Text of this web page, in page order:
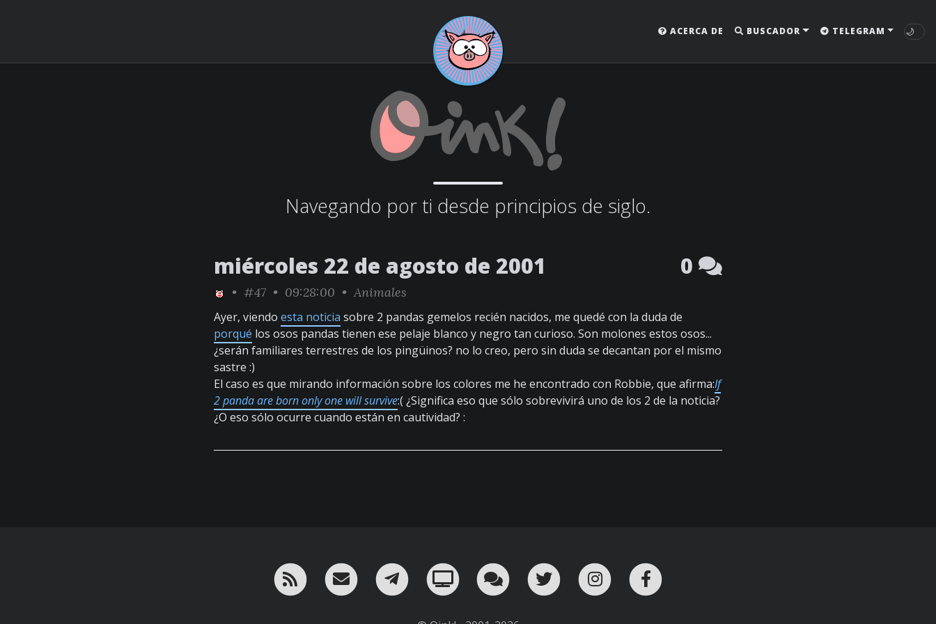
ACERCA DE BUSCADOR TELEGRAM 🌙
Navegando por ti desde principios de siglo.
miércoles 22 de agosto de 2001 0
• #47 • 09:28:00 • Animales
Ayer, viendo esta noticia sobre 2 pandas gemelos recién nacidos, me quedé con la duda de
porqué los osos pandas tienen ese pelaje blanco y negro tan curioso. Son molones estos osos...
¿serán familiares terrestres de los pingüinos? no lo creo, pero sin duda se decantan por el mismo
sastre :)
El caso es que mirando información sobre los colores me he encontrado con Robbie, que afirma:If
2 panda are born only one will survive:( ¿Significa eso que sólo sobrevivirá uno de los 2 de la noticia?
¿O eso sólo ocurre cuando están en cautividad? :
RSS ¡Mándame un email!
¡Nuestro canal en Telegram!
Oink! TV Charla con nosotros en Telegram
Twitter Instagram